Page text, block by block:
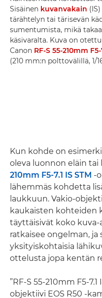
Sisäinen kuvanvakain
tärähtelyn tai tärisevän
sumentumista, mikä
käsivaralta. Kuva on
Canon RF-S 55-210mm F5-
(210 mm:n polttovälillä, 1/
Kun kohde on
oleva luonnon eläin tai
210mm F5-7.1 IS STM -
lähemmäs kohdetta
laukkuun. Vakio-
kaukaisten kohteiden
täyttäisivät koko kuva-
ratkaisee ongelman, ja
yksityiskohtaisia
ottelusta jopa kentän
”RF-S 55-210mm F5-
objektiivi EOS R50 -